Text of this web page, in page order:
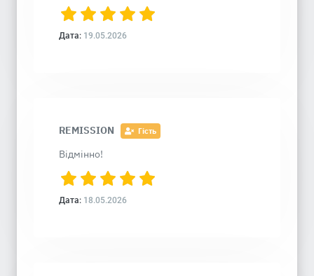
Дата: 19.05.2026
REMISSION Гість
Відмінно!
Дата: 18.05.2026